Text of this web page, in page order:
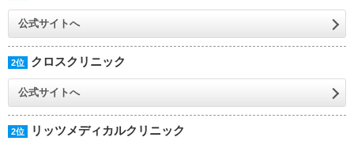
公式サイトへ
2位 クロスクリニック
公式サイトへ
2位 リッツメディカルクリニック